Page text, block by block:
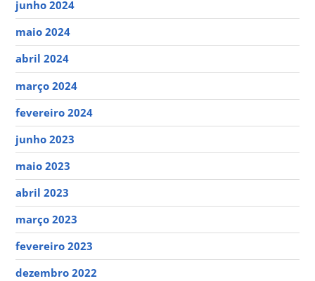
junho 2024
maio 2024
abril 2024
março 2024
fevereiro 2024
junho 2023
maio 2023
abril 2023
março 2023
fevereiro 2023
dezembro 2022